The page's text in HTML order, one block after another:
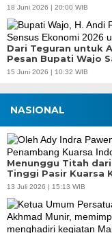
18 Juni 2026 | 20:00 WIB
Dari Teguran untuk
Pesan Bupati Wajo
15 Juni 2026 | 10:32 WIB
NASIONAL
Menunggu Titah
Tinggi Pasir Kuarsa
13 Juli 2026 | 15:13 WIB